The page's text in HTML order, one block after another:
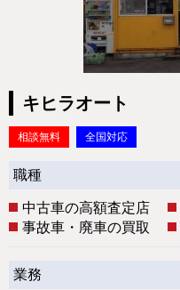
キヒラオート
相談無料 全国対応
職種
中古車の高額査定店
事故車・廃車の買取
業務